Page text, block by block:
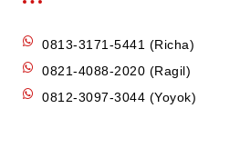
0813-3171-5441 (Richa)
0821-4088-2020 (Ragil)
0812-3097-3044 (Yoyok)